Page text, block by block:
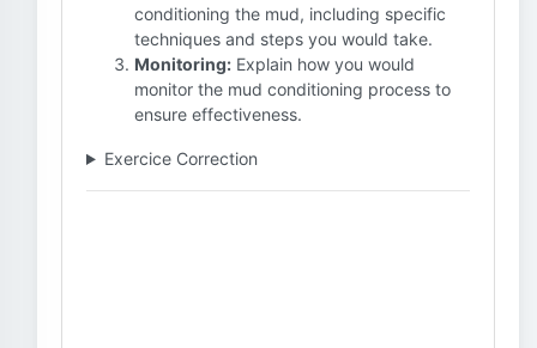
conditioning the mud, including specific
techniques and steps you would take.
Monitoring: Explain how you would
monitor the mud conditioning process to
ensure effectiveness.
Exercice Correction